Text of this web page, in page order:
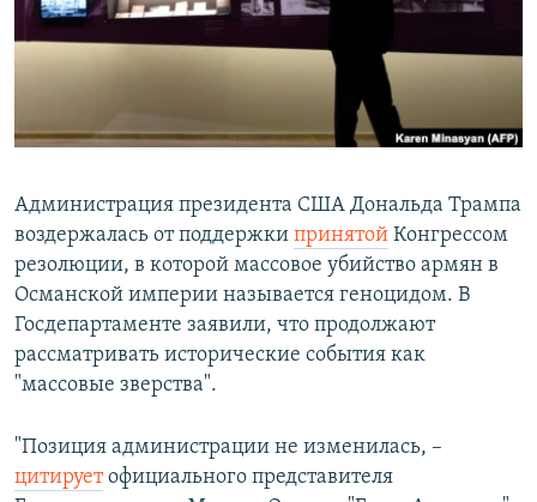
ПОДПИШИТЕСЬ НА РАССЫЛКУ
Все сайты РСЕ/РС
Администрация президента США Дональда Трампа
воздержалась от поддержки принятой Конгрессом
резолюции, в которой массовое убийство армян в
Османской империи называется геноцидом. В
Госдепартаменте заявили, что продолжают
рассматривать исторические события как
"массовые зверства".
"Позиция администрации не изменилась, –
цитируетофициального представителя